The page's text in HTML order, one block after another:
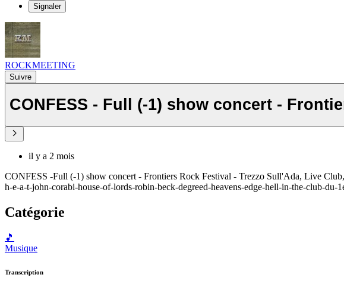
Signaler
ROCKMEETING
Suivre
il y a 2 mois
CONFESS -Full (-1) show concert - Frontiers Rock Festival - Trezzo Sull'Ada, Live
h-e-a-t-john-corabi-house-of-lords-robin-beck-degreed-heavens-edge-hell-in-the-club-du-
Catégorie
🎵
Musique
Transcription